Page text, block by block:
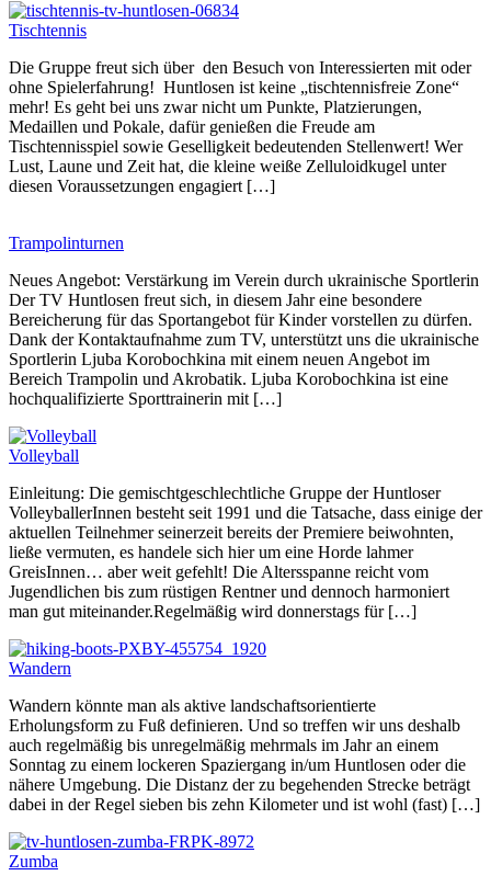
Tischtennis
Die Gruppe freut sich über den Besuch von Interessierten mit oder
ohne Spielerfahrung! Huntlosen ist keine „tischtennisfreie Zone“
mehr! Es geht bei uns zwar nicht um Punkte, Platzierungen,
Medaillen und Pokale, dafür genießen die Freude am
Tischtennisspiel sowie Geselligkeit bedeutenden Stellenwert! Wer
Lust, Laune und Zeit hat, die kleine weiße Zelluloidkugel unter
diesen Voraussetzungen engagiert […]
Trampolinturnen
Neues Angebot: Verstärkung im Verein durch ukrainische Sportlerin
Der TV Huntlosen freut sich, in diesem Jahr eine besondere
Bereicherung für das Sportangebot für Kinder vorstellen zu dürfen.
Dank der Kontaktaufnahme zum TV, unterstützt uns die ukrainische
Sportlerin Ljuba Korobochkina mit einem neuen Angebot im
Bereich Trampolin und Akrobatik. Ljuba Korobochkina ist eine
hochqualifizierte Sporttrainerin mit […]
Volleyball
Einleitung: Die gemischtgeschlechtliche Gruppe der Huntloser
VolleyballerInnen besteht seit 1991 und die Tatsache, dass einige der
aktuellen Teilnehmer seinerzeit bereits der Premiere beiwohnten,
ließe vermuten, es handele sich hier um eine Horde lahmer
GreisInnen… aber weit gefehlt! Die Altersspanne reicht vom
Jugendlichen bis zum rüstigen Rentner und dennoch harmoniert
man gut miteinander.Regelmäßig wird donnerstags für […]
Wandern
Wandern könnte man als aktive landschaftsorientierte
Erholungsform zu Fuß definieren. Und so treffen wir uns deshalb
auch regelmäßig bis unregelmäßig mehrmals im Jahr an einem
Sonntag zu einem lockeren Spaziergang in/um Huntlosen oder die
nähere Umgebung. Die Distanz der zu begehenden Strecke beträgt
dabei in der Regel sieben bis zehn Kilometer und ist wohl (fast) […]
Zumba